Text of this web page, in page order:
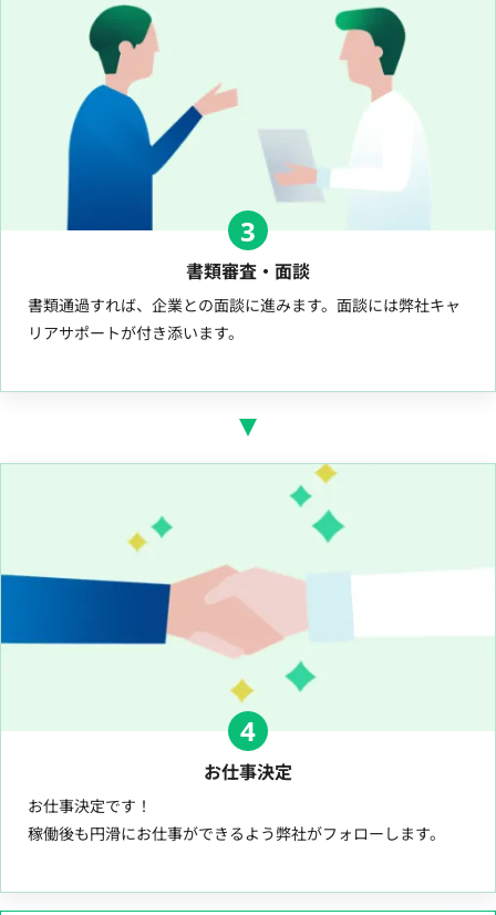
3
書類審査・面談
書類通過すれば、企業との面談に進みます。面談には弊社キャ
リアサポートが付き添います。
4
お仕事決定
お仕事決定です！
稼働後も円滑にお仕事ができるよう弊社がフォローします。